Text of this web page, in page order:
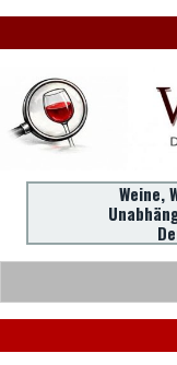
to
|
Weine,
Winzer,
Header
Widget
Area
Weine,